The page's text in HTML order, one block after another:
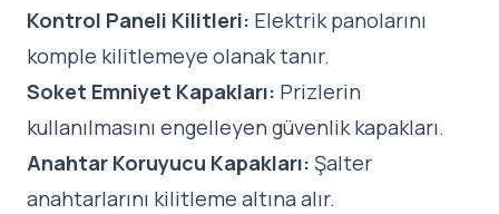
Kontrol Paneli Kilitleri: Elektrik panolarını
komple kilitlemeye olanak tanır.
Soket Emniyet Kapakları: Prizlerin
kullanılmasını engelleyen güvenlik kapakları.
Anahtar Koruyucu Kapakları: Şalter
anahtarlarını kilitleme altına alır.